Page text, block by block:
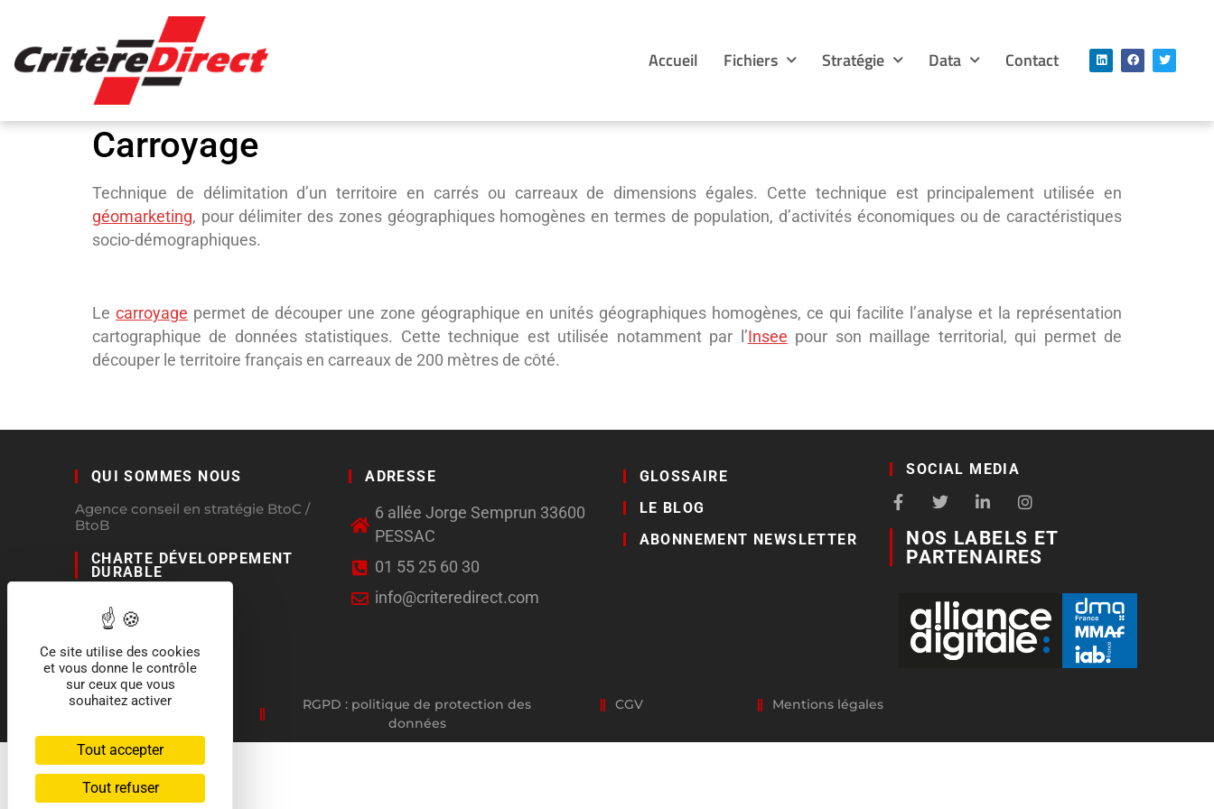
Accueil Fichiers Stratégie Data Contact
Carroyage
Technique de délimitation d’un territoire en carrés ou carreaux de dimensions égales. Cette technique est principalement utilisée en
géomarketing, pour délimiter des zones géographiques homogènes en termes de population, d’activités économiques ou de caractéristiques
socio-démographiques.
Le carroyage permet de découper une zone géographique en unités géographiques homogènes, ce qui facilite l’analyse et la représentation
cartographique de données statistiques. Cette technique est utilisée notamment par l’Insee pour son maillage territorial, qui permet de
découper le territoire français en carreaux de 200 mètres de côté.
QUI SOMMES NOUS
Agence conseil en stratégie BtoC /
BtoB
CHARTE DÉVELOPPEMENT
DURABLE
ADRESSE
6 allée Jorge Semprun 33600
PESSAC
01 55 25 60 30
info@criteredirect.com
GLOSSAIRE
LE BLOG
ABONNEMENT NEWSLETTER
SOCIAL MEDIA
NOS LABELS ET
PARTENAIRES
RGPD : politique de protection des
données
CGV Mentions légales
Panneau de gestion des cookies
Ce site utilise des cookies
et vous donne le contrôle
sur ceux que vous
souhaitez activer
Tout accepter
Tout refuser